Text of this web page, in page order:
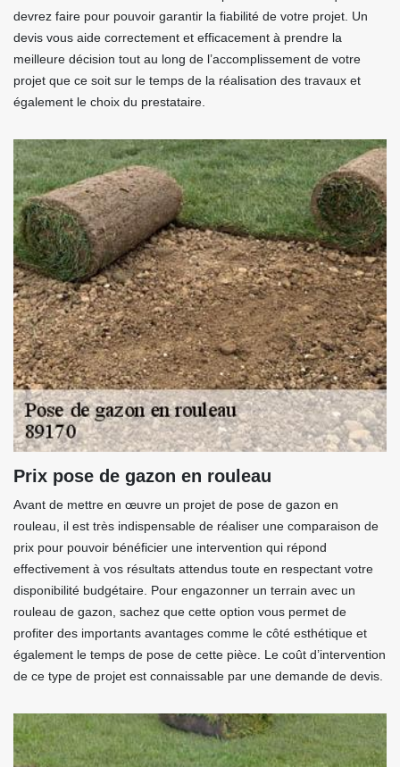
devrez faire pour pouvoir garantir la fiabilité de votre projet. Un
devis vous aide correctement et efficacement à prendre la
meilleure décision tout au long de l’accomplissement de votre
projet que ce soit sur le temps de la réalisation des travaux et
également le choix du prestataire.
Prix pose de gazon en rouleau
Avant de mettre en œuvre un projet de pose de gazon en
rouleau, il est très indispensable de réaliser une comparaison de
prix pour pouvoir bénéficier une intervention qui répond
effectivement à vos résultats attendus toute en respectant votre
disponibilité budgétaire. Pour engazonner un terrain avec un
rouleau de gazon, sachez que cette option vous permet de
profiter des importants avantages comme le côté esthétique et
également le temps de pose de cette pièce. Le coût d’intervention
de ce type de projet est connaissable par une demande de devis.